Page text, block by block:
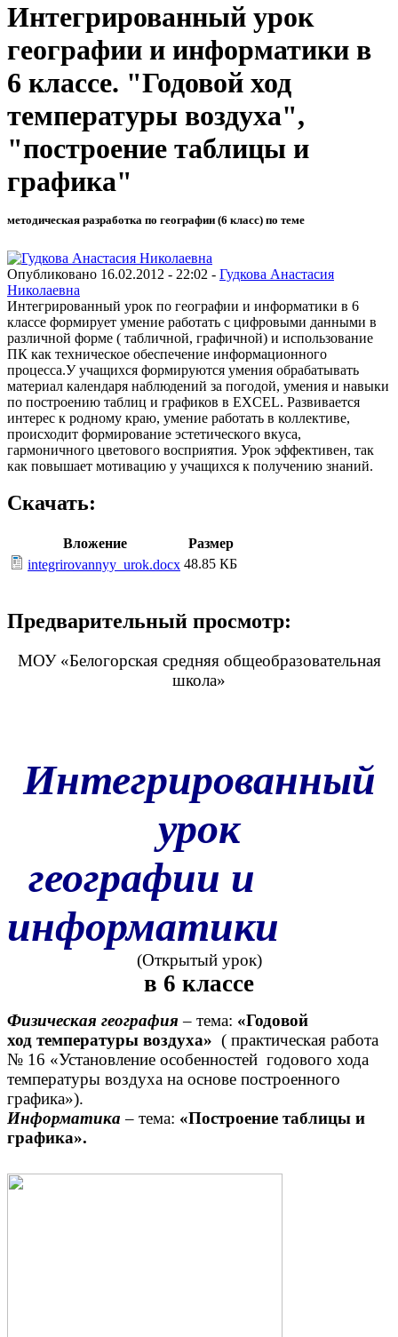
Интегрированный урок
географии и информатики в
6 классе. "Годовой ход
температуры воздуха",
"построение таблицы и
графика"
методическая разработка по географии (6 класс) по теме
Опубликовано 16.02.2012 - 22:02 - Гудкова Анастасия
Николаевна
Интегрированный урок по географии и информатики в 6
классе формирует умение работать с цифровыми данными в
различной форме ( табличной, графичной) и использование
ПК как техническое обеспечение информационного
процесса.У учащихся формируются умения обрабатывать
материал календаря наблюдений за погодой, умения и навыки
по построению таблиц и графиков в EXCEL. Развивается
интерес к родному краю, умение работать в коллективе,
происходит формирование эстетического вкуса,
гармоничного цветового восприятия. Урок эффективен, так
как повышает мотивацию у учащихся к получению знаний.
Скачать:
Вложение
Размер
integrirovannyy_urok.docx 48.85 КБ
Предварительный просмотр:
МОУ «Белогорская средняя общеобразовательная
школа»
Интегрированный
урок
географии и
информатики
(Открытый урок)
в 6 классе
Физическая география – тема: «Годовой
ход температуры воздуха» ( практическая работа
№ 16 «Установление особенностей годового хода
температуры воздуха на основе построенного
графика»).
Информатика – тема: «Построение таблицы и
графика».